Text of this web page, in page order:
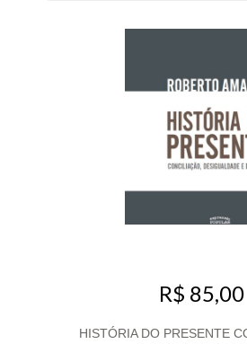
R$ 85,00
HISTÓRIA DO PRESENTE